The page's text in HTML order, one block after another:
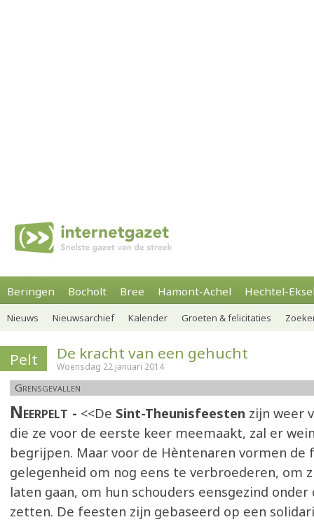
Beringen Bocholt Bree Hamont-Achel Hechtel-
Nieuws Nieuwsarchief Kalender Groeten & felicitaties
Pelt De kracht van een gehucht
Woensdag 22 januari 2014
Grensgevallen
Neerpelt <<De Sint-Theunisfeesten zijn weer
die ze voor de eerste keer meemaakt, zal er
begrijpen. Maar voor de Hèntenaren vormen de
gelegenheid om nog eens te verbroederen, om
laten gaan, om hun schouders eensgezind
zetten. De feesten zijn gebaseerd op een